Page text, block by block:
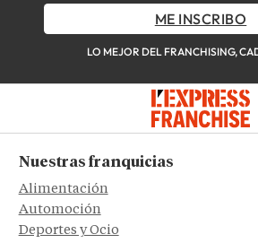
ME INSCRIBO
LO MEJOR DEL FRANCHISING,
Nuestras franquicias
Alimentación
Automoción
Deportes y Ocio